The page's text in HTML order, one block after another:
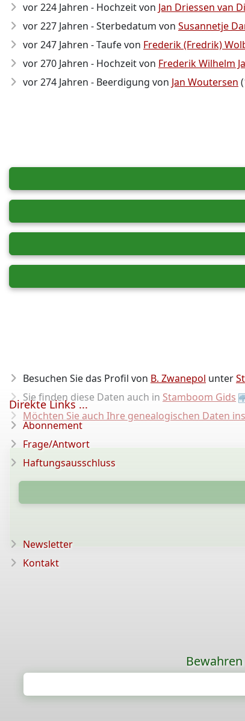
vor 224 Jahren - Hochzeit von Jan Driessen van
vor 227 Jahren - Sterbedatum von Susannetje
vor 247 Jahren - Taufe von Frederik (Fredrik)
vor 270 Jahren - Hochzeit von Frederik Wilhelm
vor 274 Jahren - Beerdigung von Jan Woutersen
Besuchen Sie das Profil von B. Zwanepol unter
Sie finden diese Daten auch in Stamboom Gids
Möchten Sie auch Ihre genealogischen Daten
Direkte Links ...
Abonnement
Frage/Antwort
Haftungsausschluss
Newsletter
Kontakt